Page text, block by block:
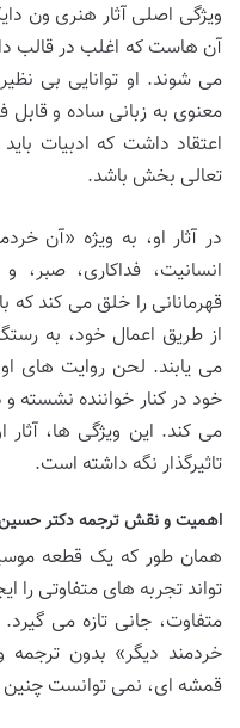
ویژگی اصلی آثار هنری ون
آن هاست که اغلب در قالب
می شوند. او توانایی بی
معنوی به زبانی ساده و
اعتقاد داشت که ادبیات
تعالی بخش باشد.
در آثار او، به ویژه «آن
انسانیت، فداکاری،
قهرمانانی را خلق می کند
از طریق اعمال خود، به
می یابند. لحن روایت های
خود در کنار خواننده نشسته
می کند. این ویژگی ها،
تاثیرگذار نگه داشته است.
اهمیت و نقش ترجمه دکتر
همان طور که یک قطعه
تواند تجربه های متفاوتی را
متفاوت، جانی تازه می
خردمند دیگر» بدون
قمشه ای، نمی توانست چنین